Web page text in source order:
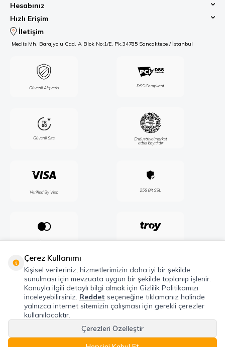
Hesabınız
Hızlı Erişim
İletişim
Meclis Mh. Barajyolu Cad, A Blok No:1/E, Pk.34785 Sancaktepe / İstanbul
Telif Hakkı © 2026 Maxel Endüstri Elektrik Elektronik San. Tic. Şti. Tüm hakları
saklıdır.
Çerez Kullanımı
Kişisel verileriniz, hizmetlerimizin daha iyi bir şekilde
sunulması için mevzuata uygun bir şekilde toplanıp işlenir.
Konuyla ilgili detaylı bilgi almak için Gizlilik Politikamızı
inceleyebilirsiniz. Reddet seçeneğine tıklamanız halinde
yalnızca internet sitemizin çalışması için gerekli çerezler
kullanılacaktır.
Çerezleri Özelleştir